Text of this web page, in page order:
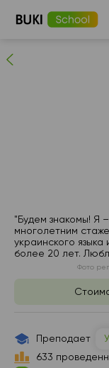
Татьяна С.
"Будем знакомы! Я
многолетним
украинского
более 20 лет.
Фото
Преподает
633
16:00